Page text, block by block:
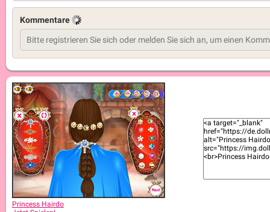
Kommentare
Princess Hairdo